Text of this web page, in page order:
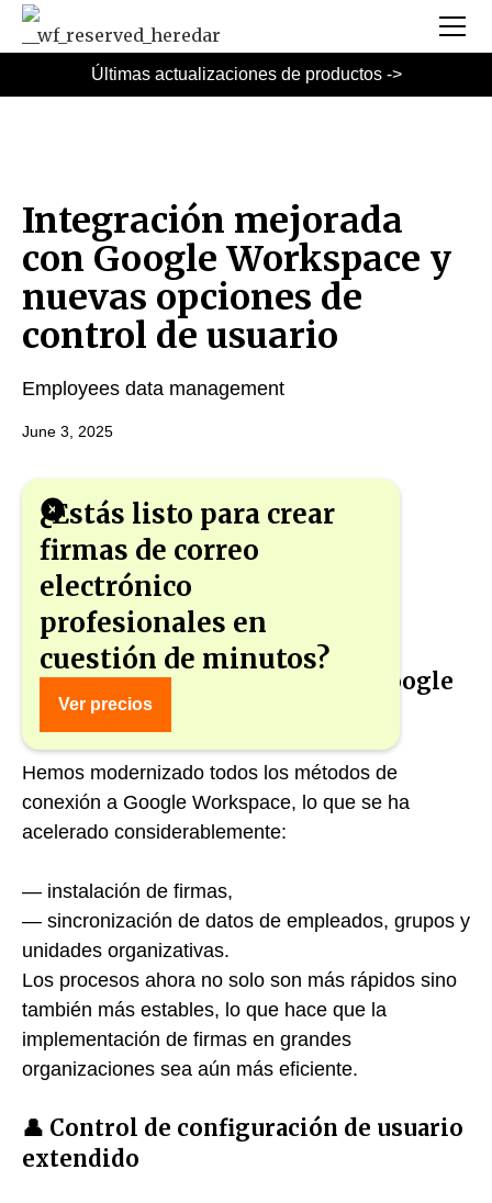
Últimas actualizaciones de productos ->
Integración mejorada
con Google Workspace y
nuevas opciones de
control de usuario
Employees data management
June 3, 2025
¿Estás listo para crear
firmas de correo
electrónico
profesionales en
cuestión de minutos?
Ver precios
✅ Integración optimizada con Google
Workspace
Hemos modernizado todos los métodos de
conexión a Google Workspace, lo que se ha
acelerado considerablemente:
— instalación de firmas,
— sincronización de datos de empleados, grupos y
unidades organizativas.
Los procesos ahora no solo son más rápidos sino
también más estables, lo que hace que la
implementación de firmas en grandes
organizaciones sea aún más eficiente.
👤 Control de configuración de usuario
extendido